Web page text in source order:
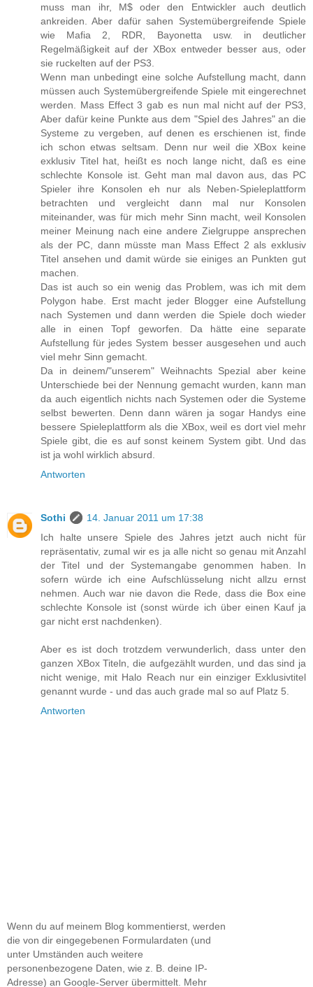
muss man ihr, M$ oder den Entwickler auch deutlich
ankreiden. Aber dafür sahen Systemübergreifende Spiele
wie Mafia 2, RDR, Bayonetta usw. in deutlicher
Regelmäßigkeit auf der XBox entweder besser aus, oder
sie ruckelten auf der PS3.
Wenn man unbedingt eine solche Aufstellung macht, dann
müssen auch Systemübergreifende Spiele mit eingerechnet
werden. Mass Effect 3 gab es nun mal nicht auf der PS3,
Aber dafür keine Punkte aus dem "Spiel des Jahres" an die
Systeme zu vergeben, auf denen es erschienen ist, finde
ich schon etwas seltsam. Denn nur weil die XBox keine
exklusiv Titel hat, heißt es noch lange nicht, daß es eine
schlechte Konsole ist. Geht man mal davon aus, das PC
Spieler ihre Konsolen eh nur als Neben-Spieleplattform
betrachten und vergleicht dann mal nur Konsolen
miteinander, was für mich mehr Sinn macht, weil Konsolen
meiner Meinung nach eine andere Zielgruppe ansprechen
als der PC, dann müsste man Mass Effect 2 als exklusiv
Titel ansehen und damit würde sie einiges an Punkten gut
machen.
Das ist auch so ein wenig das Problem, was ich mit dem
Polygon habe. Erst macht jeder Blogger eine Aufstellung
nach Systemen und dann werden die Spiele doch wieder
alle in einen Topf geworfen. Da hätte eine separate
Aufstellung für jedes System besser ausgesehen und auch
viel mehr Sinn gemacht.
Da in deinem/"unserem" Weihnachts Spezial aber keine
Unterschiede bei der Nennung gemacht wurden, kann man
da auch eigentlich nichts nach Systemen oder die Systeme
selbst bewerten. Denn dann wären ja sogar Handys eine
bessere Spieleplattform als die XBox, weil es dort viel mehr
Spiele gibt, die es auf sonst keinem System gibt. Und das
ist ja wohl wirklich absurd.
Antworten
Sothi
14. Januar 2011 um 17:38
Ich halte unsere Spiele des Jahres jetzt auch nicht für
repräsentativ, zumal wir es ja alle nicht so genau mit Anzahl
der Titel und der Systemangabe genommen haben. In
sofern würde ich eine Aufschlüsselung nicht allzu ernst
nehmen. Auch war nie davon die Rede, dass die Box eine
schlechte Konsole ist (sonst würde ich über einen Kauf ja
gar nicht erst nachdenken).
Aber es ist doch trotzdem verwunderlich, dass unter den
ganzen XBox Titeln, die aufgezählt wurden, und das sind ja
nicht wenige, mit Halo Reach nur ein einziger Exklusivtitel
genannt wurde - und das auch grade mal so auf Platz 5.
Antworten
Wenn du auf meinem Blog kommentierst, werden
die von dir eingegebenen Formulardaten (und
unter Umständen auch weitere
personenbezogene Daten, wie z. B. deine IP-
Adresse) an Google-Server übermittelt. Mehr